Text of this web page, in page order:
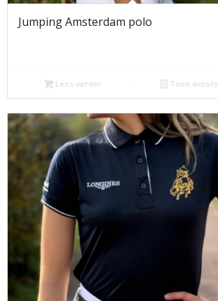
Jumping Amsterdam polo
Lees verder Toon details